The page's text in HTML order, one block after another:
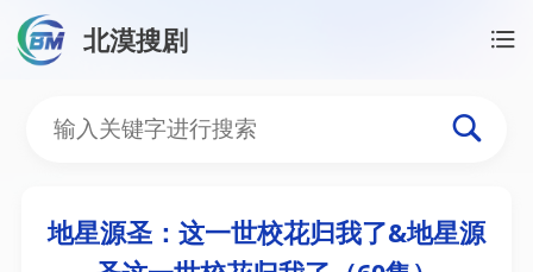
北漠搜剧
地星源圣：这一世校花
地星源圣：这一世校花归我了&地星源